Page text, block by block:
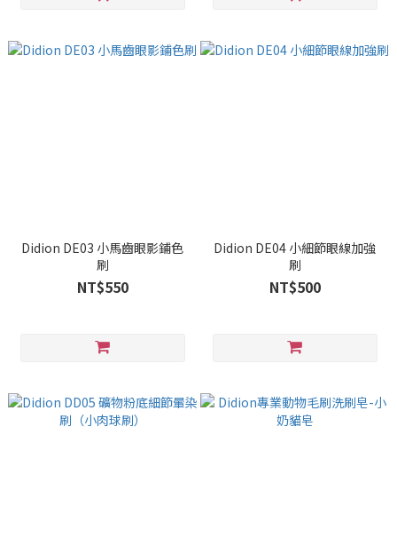
Didion DE03 小馬齒眼影鋪色
刷
NT$550
Didion DE04 小細節眼線加強
刷
NT$500